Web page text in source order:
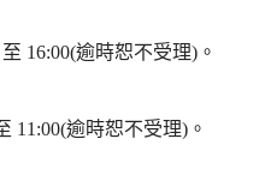
16:00(逾時恕不受理)。
11:00(逾時恕不受理)。